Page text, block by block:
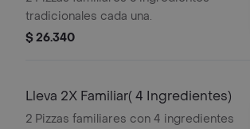
tradicionales cada una.
$ 26.340
Lleva 2X Familiar( 4 Ingredientes)
2 Pizzas familiares con 4 ingredientes